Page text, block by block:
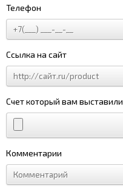
Телефон
Ссылка на сайт
Счет который вам выставили
Комментарии